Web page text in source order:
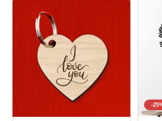
Inel din oțel pe ambele piese
Produsul este realizat din două
-